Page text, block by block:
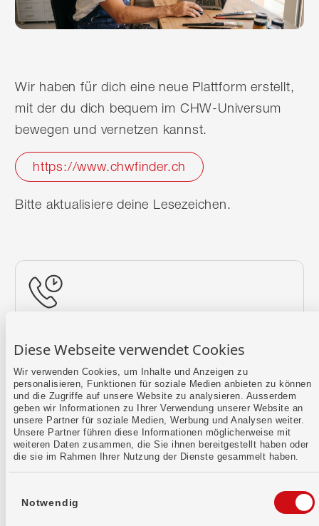
Diese Webseite verwendet Cookies
Wir verwenden Cookies, um Inhalte und Anzeigen zu
personalisieren, Funktionen für soziale Medien anbieten zu können
und die Zugriffe auf unsere Website zu analysieren. Ausserdem
geben wir Informationen zu Ihrer Verwendung unserer Website an
unsere Partner für soziale Medien, Werbung und Analysen weiter.
Unsere Partner führen diese Informationen möglicherweise mit
weiteren Daten zusammen, die Sie ihnen bereitgestellt haben oder
die sie im Rahmen Ihrer Nutzung der Dienste gesammelt haben.
Notwendig
Wir haben für dich eine neue Plattform erstellt,
mit der du dich bequem im CHW-Universum
bewegen und vernetzen kannst.
https://www.chwfinder.ch
Bitte aktualisiere deine Lesezeichen.
Mehr erfahren
Kontaktformular